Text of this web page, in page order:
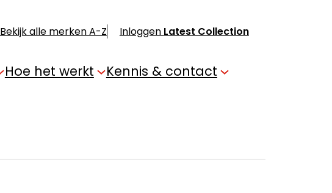
Bekijk alle merken A-Z Inloggen Latest Collection
Hoe het werkt Kennis & contact